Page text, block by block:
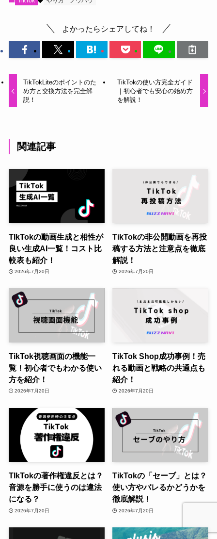
よかったらシェアしてね！
TikTokLiteのポイントのた
め方と交換方法を完全解
説！
TikTokの使い方完全ガイド
｜初心者でも安心の始め方
を解説！
関連記事
TIkTokの動画生成と相性が
良い生成AI一覧！コスト比
較表も紹介！
2026年7月20日
TikTokの非公開動画を再投
稿する方法と注意点を徹底
解説！
2026年7月20日
TikTok視聴画面の機能一
覧！初心者でもわかる使い
方を紹介！
2026年7月20日
TikTok Shop成功事例！売
れる動画と戦略の共通点も
紹介！
2026年7月20日
TIkTokの著作権違反とは？
音源を勝手に使うのは違法
になる？
2026年7月20日
TikTokの「セーブ」とは？
使い方やバレるかどうかを
徹底解説！
2026年7月20日